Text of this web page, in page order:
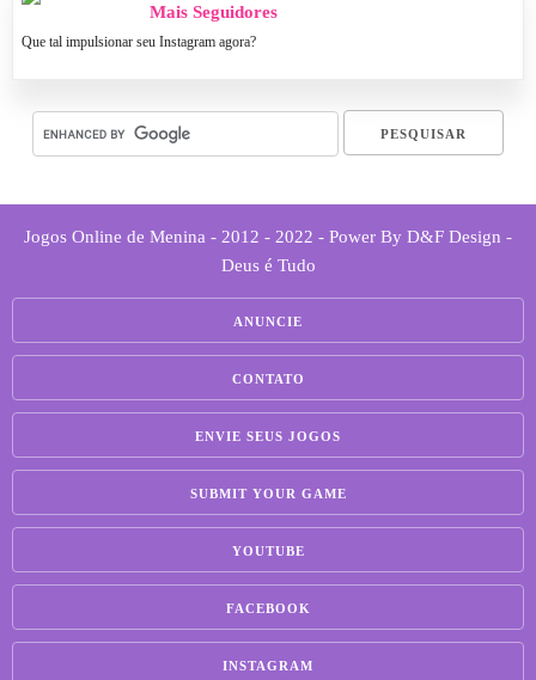
Mais Seguidores
Que tal impulsionar seu Instagram agora?
Jogos Online de Menina - 2012 - 2022 - Power By D&F Design -
Deus é Tudo
ANUNCIE
CONTATO
ENVIE SEUS JOGOS
SUBMIT YOUR GAME
YOUTUBE
FACEBOOK
INSTAGRAM